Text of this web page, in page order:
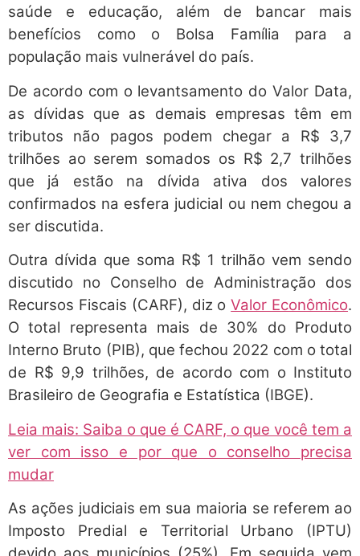
saúde e educação, além de bancar mais
benefícios como o Bolsa Família para a
população mais vulnerável do país.
De acordo com o levantsamento do Valor Data,
as dívidas que as demais empresas têm em
tributos não pagos podem chegar a R$ 3,7
trilhões ao serem somados os R$ 2,7 trilhões
que já estão na dívida ativa dos valores
confirmados na esfera judicial ou nem chegou a
ser discutida.
Outra dívida que soma R$ 1 trilhão vem sendo
discutido no Conselho de Administração dos
Recursos Fiscais (CARF), diz oValor Econômico.
O total representa mais de 30% do Produto
Interno Bruto (PIB), que fechou 2022 com o total
de R$ 9,9 trilhões, de acordo com o Instituto
Brasileiro de Geografia e Estatística (IBGE).
Leia mais: Saiba o que é CARF, o que você tem a
ver com isso e por que o conselho precisa
mudar
As ações judiciais em sua maioria se referem ao
Imposto Predial e Territorial Urbano (IPTU)